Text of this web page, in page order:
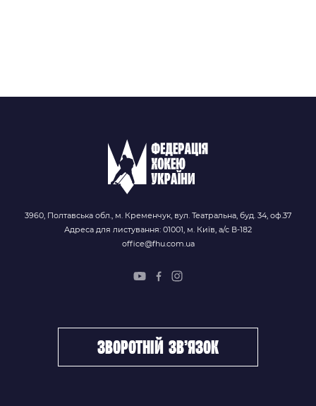
3960, Полтавська обл., м. Кременчук, вул. Театральна, буд. 34, оф.37
Адреса для листування: 01001, м. Київ, а/с В-182
office@fhu.com.ua
зворотній зв’язок